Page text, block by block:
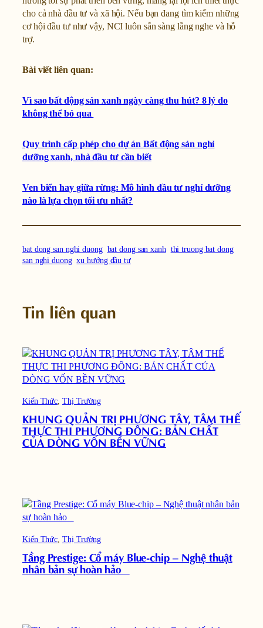
cho cả nhà đầu tư và xã hội. Nếu bạn đang tìm kiếm những
cơ hội đầu tư như vậy, NCI luôn sẵn sàng lắng nghe và hỗ
trợ.
Bài viết liên quan:
Vì sao bất động sản xanh ngày càng thu hút? 8 lý do
không thể bỏ qua
Quy trình cấp phép cho dự án Bất động sản nghỉ
dưỡng xanh, nhà đầu tư cần biết
Ven biển hay giữa rừng: Mô hình đầu tư nghỉ dưỡng
nào là lựa chọn tối ưu nhất?
bat dong san nghi duong bat dong san xanh thi truong bat dong
san nghi duong xu hướng đầu tư
Tin liên quan
Kiến Thức, Thị Trường
KHUNG QUẢN TRỊ PHƯƠNG TÂY, TÂM THẾ
THỰC THI PHƯƠNG ĐÔNG: BẢN CHẤT
CỦA DÒNG VỐN BỀN VỮNG
Kiến Thức Thị Trường
Tầng Prestige: Cổ máy Blue-chip – Nghệ thuật
nhân bản sự hoàn hảo